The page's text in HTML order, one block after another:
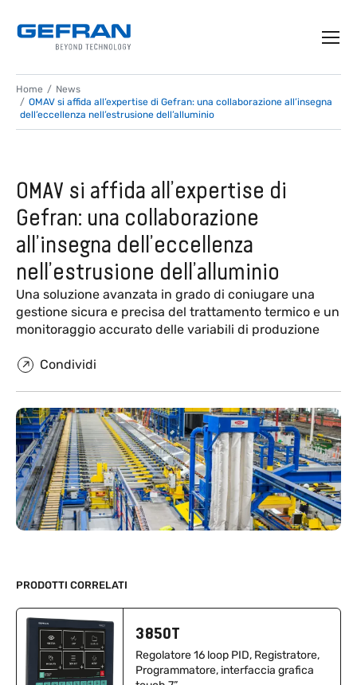
Home
News
OMAV si affida all’expertise di Gefran: una collaborazione all’insegna
dell’eccellenza nell’estrusione dell’alluminio
OMAV si affida all’expertise di
Gefran: una collaborazione
all’insegna dell’eccellenza
nell’estrusione dell’alluminio
Una soluzione avanzata in grado di coniugare una
gestione sicura e precisa del trattamento termico e un
monitoraggio accurato delle variabili di produzione
Condividi
PRODOTTI CORRELATI
3850T
Regolatore 16 loop PID, Registratore,
Programmatore, interfaccia grafica